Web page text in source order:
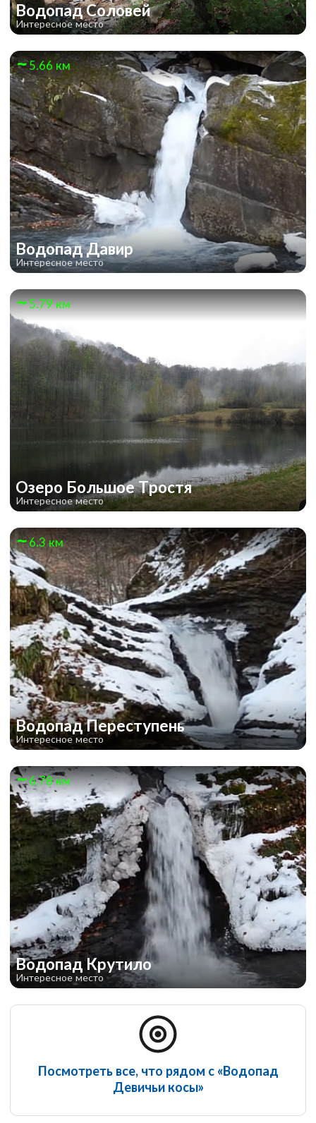
Водопад Соловей
Интересное место
5.66 км
Водопад Давир
Интересное место
5.79 км
Озеро Большое Тростя
Интересное место
6.3 км
Водопад Переступень
Интересное место
6.78 км
Водопад Крутило
Интересное место
Посмотреть все, что рядом с «Водопад
Девичьи косы»